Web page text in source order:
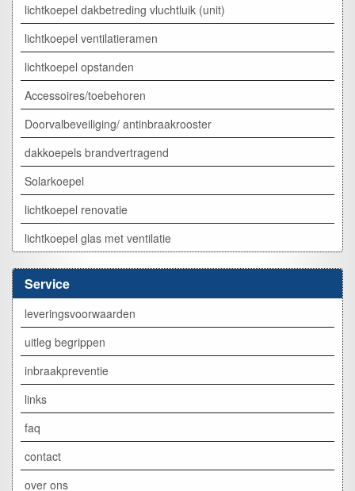
lichtkoepel dakbetreding vluchtluik (unit)
lichtkoepel ventilatieramen
lichtkoepel opstanden
Accessoires/toebehoren
Doorvalbeveiliging/ antinbraakrooster
dakkoepels brandvertragend
Solarkoepel
lichtkoepel renovatie
lichtkoepel glas met ventilatie
Service
leveringsvoorwaarden
uitleg begrippen
inbraakpreventie
links
faq
contact
over ons